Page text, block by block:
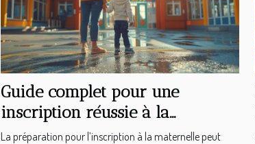
Guide complet pour une
inscription réussie à la
maternelle en 2025
La préparation pour l’inscription à la maternelle peut